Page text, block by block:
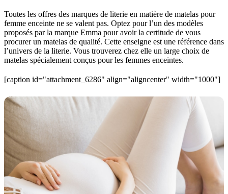
Toutes les offres des marques de literie en matière de matelas pour
femme enceinte ne se valent pas. Optez pour l’un des modèles
proposés par la marque Emma pour avoir la certitude de vous
procurer un matelas de qualité. Cette enseigne est une référence dans
l’univers de la literie. Vous trouverez chez elle un large choix de
matelas spécialement conçus pour les femmes enceintes.
[caption id="attachment_6286" align="aligncenter" width="1000"]